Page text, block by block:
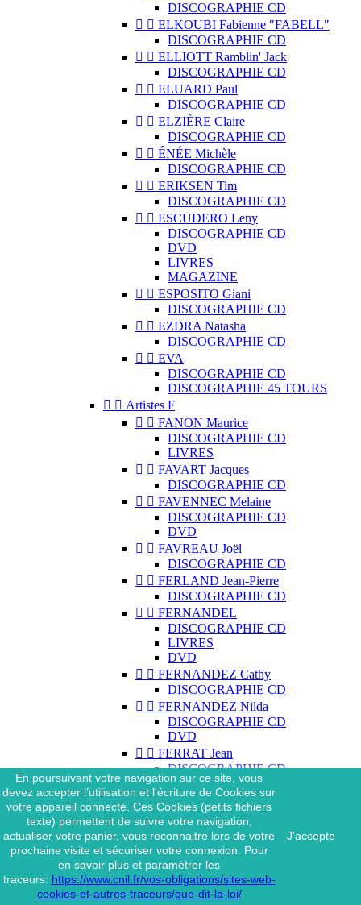
DISCOGRAPHIE CD
  ELKOUBI Fabienne "FABELL"
DISCOGRAPHIE CD
  ELLIOTT Ramblin' Jack
DISCOGRAPHIE CD
  ELUARD Paul
DISCOGRAPHIE CD
  ELZIÈRE Claire
DISCOGRAPHIE CD
  ÉNÉE Michèle
DISCOGRAPHIE CD
  ERIKSEN Tim
DISCOGRAPHIE CD
  ESCUDERO Leny
DISCOGRAPHIE CD
DVD
LIVRES
MAGAZINE
  ESPOSITO Giani
DISCOGRAPHIE CD
  EZDRA Natasha
DISCOGRAPHIE CD
  EVA
DISCOGRAPHIE CD
DISCOGRAPHIE 45 TOURS
  Artistes F
  FANON Maurice
DISCOGRAPHIE CD
LIVRES
  FAVART Jacques
DISCOGRAPHIE CD
  FAVENNEC Melaine
DISCOGRAPHIE CD
DVD
  FAVREAU Joël
DISCOGRAPHIE CD
  FERLAND Jean-Pierre
DISCOGRAPHIE CD
  FERNANDEL
DISCOGRAPHIE CD
LIVRES
DVD
  FERNANDEZ Cathy
DISCOGRAPHIE CD
  FERNANDEZ Nilda
DISCOGRAPHIE CD
DVD
  FERRAT Jean
DISCOGRAPHIE CD
DISCOGRAPHIE 45 TOURS
DISCOGRAPHIE 33 TOURS
DVD
MAGAZINE
  FERRAT Jean & SES
INTERPRÈTES
DISCOGRAPHIE CD
  FERRÉ Léo
En poursuivant votre navigation sur ce site, vous
devez accepter l’utilisation et l'écriture de Cookies sur
votre appareil connecté. Ces Cookies (petits fichiers
texte) permettent de suivre votre navigation,
actualiser votre panier, vous reconnaitre lors de votre
prochaine visite et sécuriser votre connexion. Pour
en savoir plus et paramétrer les
traceurs: https://www.cnil.fr/vos-obligations/sites-web-
cookies-et-autres-traceurs/que-dit-la-loi/
J'accepte